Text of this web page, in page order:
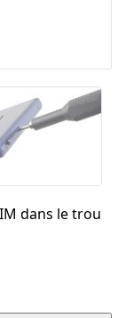
dans le trou